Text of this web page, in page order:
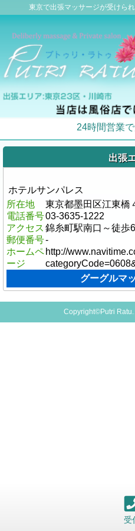
東京で出張マッサージが受けら
24時間営業
出張
ホテルサンパレス
所在地
東京都墨田区江東橋
電話番号03-3635-1222
アクセス 錦糸町駅南口～徒歩
郵便番号-
ホームペ
ージ
http://
グーグルマ
Copyright©Putri
受